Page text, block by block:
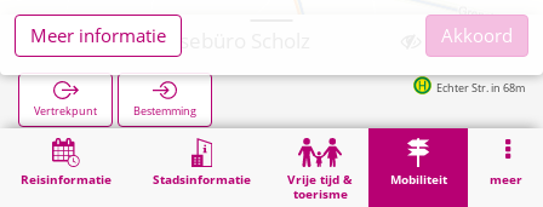
Reisinformatie Stadsinformatie
Vrije tijd &
toerisme
Mobiliteit meer
Wegberg, Reisebüro Scholz
Vertrekpunt Bestemming
Echter Str. in 68m
Mobiliteit Verkoop van tickets Wegberg, Reisebüro Scholz
Meer informatie
Akkoord